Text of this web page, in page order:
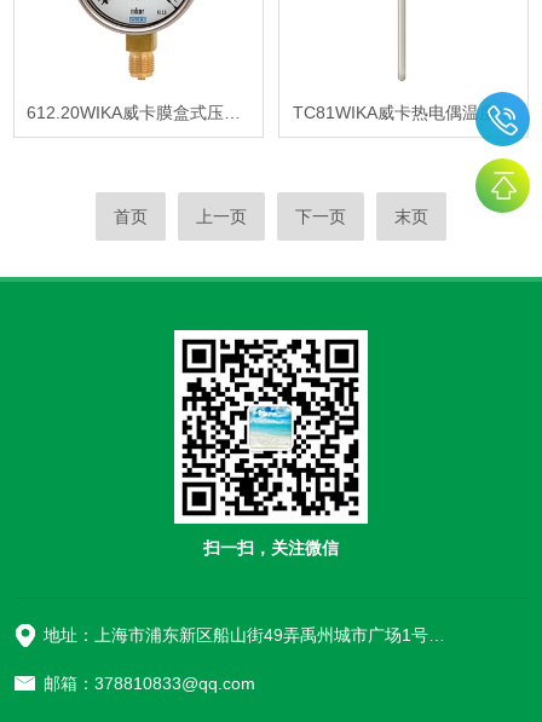
612.20WIKA威卡膜盒式压力表 TC81WIKA威卡热电偶温度计报价
首页 上一页 下一页 末页
扫一扫，关注微信
地址：上海市浦东新区船山街49弄禹州城市广场1号楼906
邮箱：378810833@qq.com